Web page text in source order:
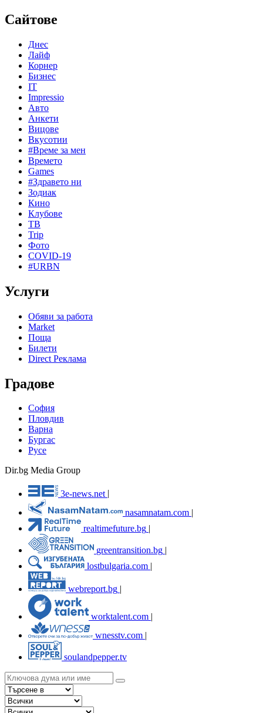
Сайтове
Днес
Лайф
Корнер
Бизнес
IT
Impressio
Авто
Анкети
Вицове
Вкусотии
#Време за мен
Времето
Games
#Здравето ни
Зодиак
Кино
Клубове
ТВ
Trip
Фото
COVID-19
#URBN
Услуги
Обяви за работа
Market
Поща
Билети
Direct Реклама
Градове
София
Пловдив
Варна
Бургас
Русе
Dir.bg Media Group
3e-news.net
nasamnatam.com |
realtimefuture.bg |
greentransition.bg |
lostbulgaria.com |
webreport.bg
worktalent.com |
wnesstv.com |
soulandpepper.tv